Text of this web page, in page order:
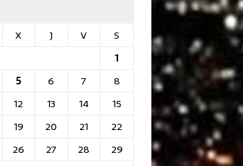
X J V
S
1
5 6 7
8
12 13 14
15
19 20 21
22
26 27 28
29